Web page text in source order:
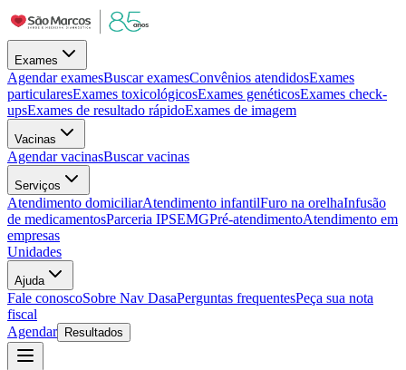
Exames
Agendar examesBuscar examesConvênios atendidosExames
particularesExames toxicológicosExames genéticosExames check-
upsExames de resultado rápidoExames de imagem
Vacinas
Agendar vacinasBuscar vacinas
Serviços
Atendimento domiciliarAtendimento infantilFuro na orelhaInfusão
de medicamentosParceria IPSEMGPré-atendimentoAtendimento em
empresas
Unidades
Ajuda
Fale conoscoSobre Nav DasaPerguntas frequentesPeça sua nota
fiscal
Agendar
Resultados